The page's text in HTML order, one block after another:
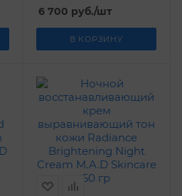
Skincare 30 гр
6 700 руб./шт
В КОРЗИНУ